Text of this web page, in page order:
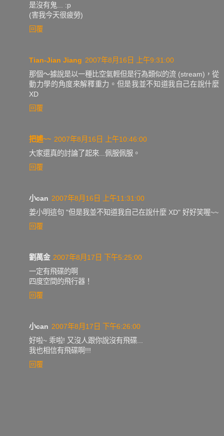
是沒有鬼... :p
(害我今天很疲勞)
回覆
Tian-Jian Jiang 2007年8月16日 上午9:31:00
那個～據說是以一種比空氣輕但是行為類似的流 (stream)，從
動力學的角度來解釋重力。但是我並不知道我自己在說什麼
XD
回覆
把逋~~ 2007年8月16日 上午10:46:00
大家還真的討論了起來...佩服佩服。
回覆
小can 2007年8月16日 上午11:31:00
姜小明這句 "但是我並不知道我自己在說什麼 XD" 好好笑喔~~
回覆
劉萬金 2007年8月17日 下午5:25:00
一定有飛碟的啊
四度空間的飛行器！
回覆
小can 2007年8月17日 下午6:26:00
好啦~ 乖啦! 又沒人跟你說沒有飛碟...
我也相信有飛碟啊!!!
回覆